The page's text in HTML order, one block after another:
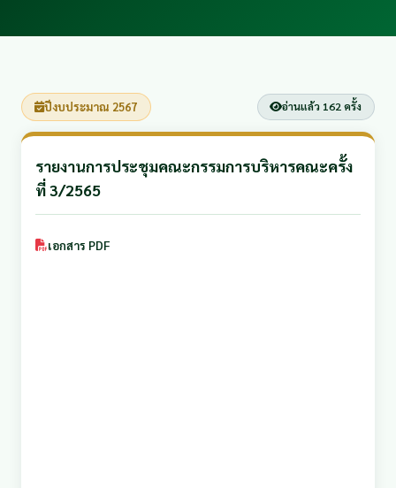
ปีงบประมาณ 2567 อ่านแล้ว 162 ครั้ง
รายงานการประชุมคณะกรรมการบริหารคณะครั้ง
ที่ 3/2565
เอกสาร PDF